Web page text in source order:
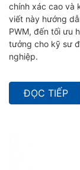
chính xác cao và
viết này hướng
PWM, đến tối ưu
tưởng cho kỹ sư
nghiệp.
ĐỌC TIẾP